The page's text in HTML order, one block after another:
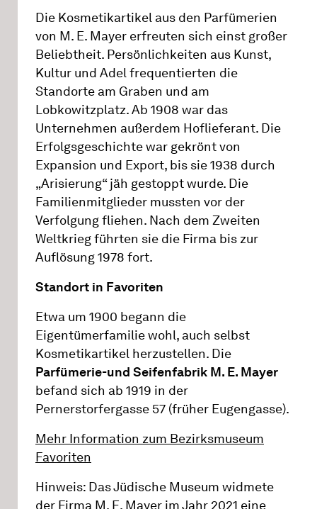
Die Kosmetikartikel aus den Parfümerien
von M. E. Mayer erfreuten sich einst großer
Beliebtheit. Persönlichkeiten aus Kunst,
Kultur und Adel frequentierten die
Standorte am Graben und am
Lobkowitzplatz. Ab 1908 war das
Unternehmen außerdem Hoflieferant. Die
Erfolgsgeschichte war gekrönt von
Expansion und Export, bis sie 1938 durch
„Arisierung“ jäh gestoppt wurde. Die
Familienmitglieder mussten vor der
Verfolgung fliehen. Nach dem Zweiten
Weltkrieg führten sie die Firma bis zur
Auflösung 1978 fort.
Standort in Favoriten
Etwa um 1900 begann die
Eigentümerfamilie wohl, auch selbst
Kosmetikartikel herzustellen. Die
Parfümerie-und Seifenfabrik M. E. Mayer
befand sich ab 1919 in der
Pernerstorfergasse 57 (früher Eugengasse).
Mehr Information zum Bezirksmuseum
Favoriten
Hinweis: Das Jüdische Museum widmete
der Firma M. E. Mayer im Jahr 2021 eine